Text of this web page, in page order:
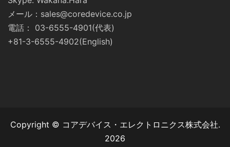
メール：sales@coredevice.co.jp
電話： 03-6555-4901(代表)
+81-3-6555-4902(English)
Copyright © コアデバイス・エレクトロニクス株式会社.
2026